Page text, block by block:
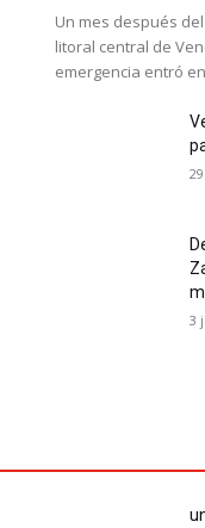
Un mes después
litoral central de
emergencia entró
3